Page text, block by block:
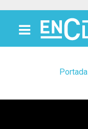
Portada